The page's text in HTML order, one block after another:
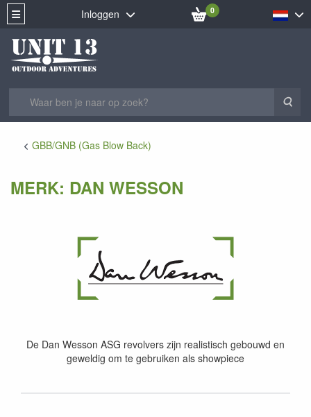
Inloggen 0
GBB/GNB (Gas Blow Back)
MERK: DAN WESSON
De Dan Wesson ASG revolvers zijn realistisch gebouwd en
geweldig om te gebruiken als showpiece